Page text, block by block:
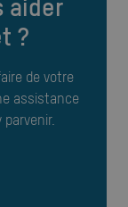
?
assistance